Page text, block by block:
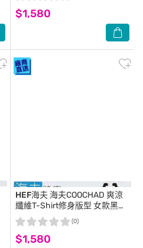
$1,580
HEF海夫 海夫COOCHAD 爽涼
纖維T-Shirt修身版型 女款黑
(Cupro158-006)_M
$1,580
(0)